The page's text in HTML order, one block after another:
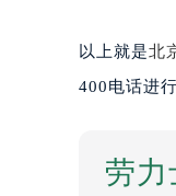
以上就是北
400电话进
劳